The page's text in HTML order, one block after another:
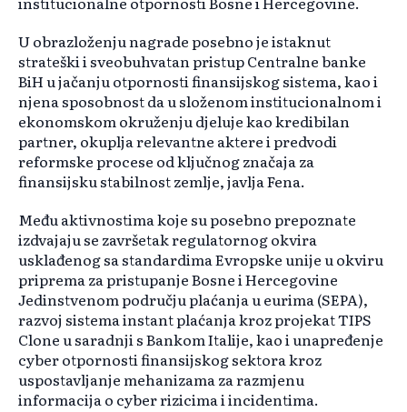
U obrazloženju nagrade posebno je istaknut
strateški i sveobuhvatan pristup Centralne banke
BiH u jačanju otpornosti finansijskog sistema, kao i
njena sposobnost da u složenom institucionalnom i
ekonomskom okruženju djeluje kao kredibilan
partner, okuplja relevantne aktere i predvodi
reformske procese od ključnog značaja za
finansijsku stabilnost zemlje, javlja Fena.
Među aktivnostima koje su posebno prepoznate
izdvajaju se završetak regulatornog okvira
usklađenog sa standardima Evropske unije u okviru
priprema za pristupanje Bosne i Hercegovine
Jedinstvenom području plaćanja u eurima (SEPA),
razvoj sistema instant plaćanja kroz projekat TIPS
Clone u saradnji s Bankom Italije, kao i unapređenje
cyber otpornosti finansijskog sektora kroz
uspostavljanje mehanizama za razmjenu
informacija o cyber rizicima i incidentima.